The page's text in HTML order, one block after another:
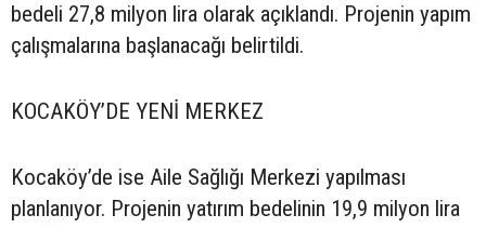
bedeli 27,8 milyon lira olarak açıklandı. Projenin yapım
çalışmalarına başlanacağı belirtildi.
KOCAKÖY’DE YENİ MERKEZ
Kocaköy’de ise Aile Sağlığı Merkezi yapılması
planlanıyor. Projenin yatırım bedelinin 19,9 milyon lira